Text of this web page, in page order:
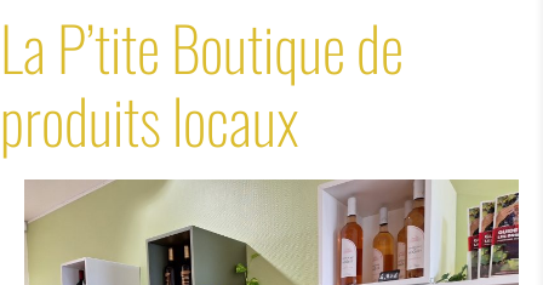
La P’tite Boutique de
produits locaux